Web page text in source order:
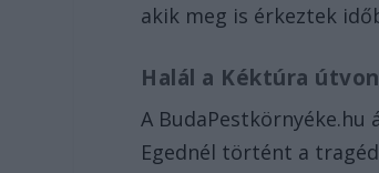
akik meg is érkeztek
Halál a Kéktúra
A BudaPestkörnyéke.hu
Egednél történt a